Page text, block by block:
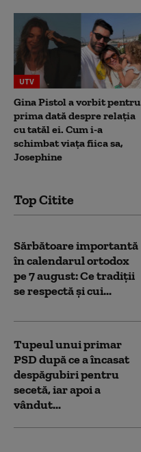
UTV
Gina Pistol a vorbit pentru
prima dată despre relația
cu tatăl ei. Cum i-a
schimbat viața fiica sa,
Josephine
Top Citite
Sărbătoare importantă
în calendarul ortodox
pe 7 august: Ce tradiții
se respectă și cui...
Tupeul unui primar
PSD după ce a încasat
despăgubiri pentru
secetă, iar apoi a
vândut...